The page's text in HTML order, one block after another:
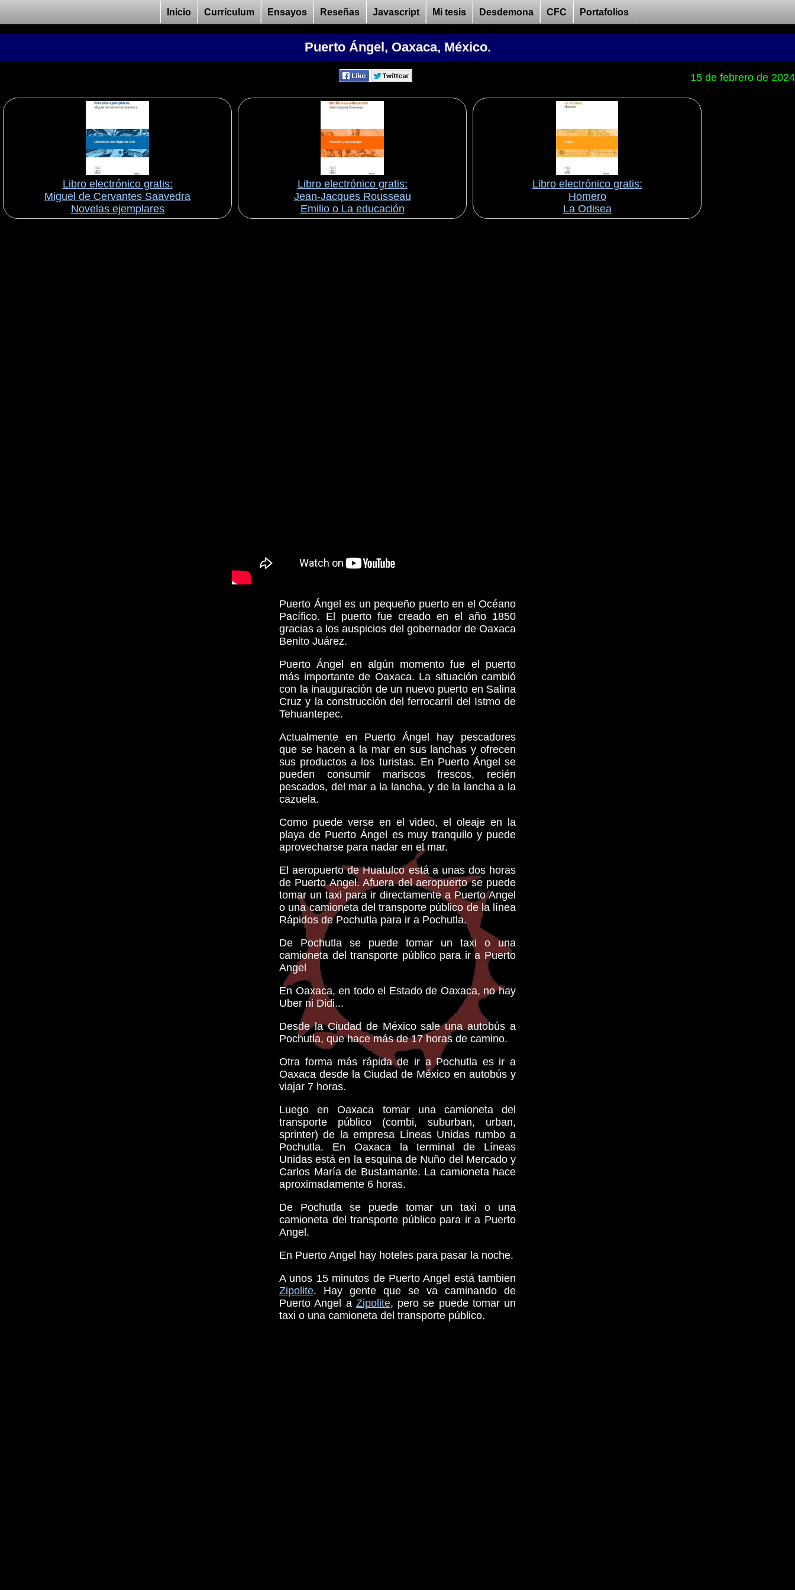
Inicio Currículum Ensayos Reseñas Javascript Mi tesis Desdemona CFC Portafolios
Puerto Ángel, Oaxaca, México.
15 de febrero de 2024
Libro electrónico gratis:
Miguel de Cervantes Saavedra
Novelas ejemplares
Libro electrónico gratis:
Jean-Jacques Rousseau
Emilio o La educación
Libro electrónico gratis:
Homero
La Odisea
Puerto Ángel es un pequeño puerto en el Océano
Pacífico. El puerto fue creado en el año 1850
gracias a los auspicios del gobernador de Oaxaca
Benito Juárez.
Puerto Ángel en algún momento fue el puerto
más importante de Oaxaca. La situación cambió
con la inauguración de un nuevo puerto en Salina
Cruz y la construcción del ferrocarril del Istmo de
Tehuantepec.
Actualmente en Puerto Ángel hay pescadores
que se hacen a la mar en sus lanchas y ofrecen
sus productos a los turistas. En Puerto Ángel se
pueden consumir mariscos frescos, recién
pescados, del mar a la lancha, y de la lancha a la
cazuela.
Como puede verse en el video, el oleaje en la
playa de Puerto Ángel es muy tranquilo y puede
aprovecharse para nadar en el mar.
El aeropuerto de Huatulco está a unas dos horas
de Puerto Angel. Afuera del aeropuerto se puede
tomar un taxi para ir directamente a Puerto Angel
o una camioneta del transporte público de la línea
Rápidos de Pochutla para ir a Pochutla.
De Pochutla se puede tomar un taxi o una
camioneta del transporte público para ir a Puerto
Angel
En Oaxaca, en todo el Estado de Oaxaca, no hay
Uber ni Didi...
Desde la Ciudad de México sale una autobús a
Pochutla, que hace más de 17 horas de camino.
Otra forma más rápida de ir a Pochutla es ir a
Oaxaca desde la Ciudad de México en autobús y
viajar 7 horas.
Luego en Oaxaca tomar una camioneta del
transporte público (combi, suburban, urban,
sprinter) de la empresa Líneas Unidas rumbo a
Pochutla. En Oaxaca la terminal de Líneas
Unidas está en la esquina de Nuño del Mercado y
Carlos María de Bustamante. La camioneta hace
aproximadamente 6 horas.
De Pochutla se puede tomar un taxi o una
camioneta del transporte público para ir a Puerto
Angel.
En Puerto Angel hay hoteles para pasar la noche.
A unos 15 minutos de Puerto Angel está tambien
Zipolite. Hay gente que se va caminando de
Puerto Angel a Zipolite, pero se puede tomar un
taxi o una camioneta del transporte público.